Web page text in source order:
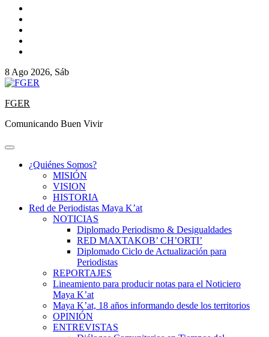
8 Ago 2026, Sáb
FGER
Comunicando Buen Vivir
¿Quiénes Somos?
MISIÓN
VISION
HISTORIA
Red de Periodistas Maya K’at
NOTICIAS
Diplomado Periodismo & Desigualdades
RED MAXTAKOB’ CH’ORTI’
Diplomado Ciclo de Actualización para
Periodistas
REPORTAJES
Lineamiento para producir notas para el Noticiero
Maya K’at
Maya K’at, 18 años informando desde los territorios
OPINIÓN
ENTREVISTAS